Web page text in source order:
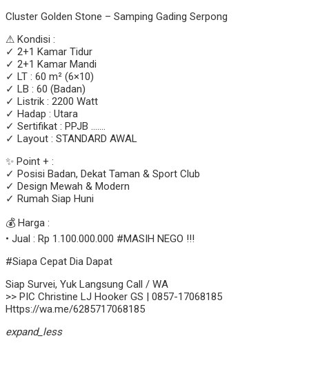
Cluster Golden Stone – Samping Gading Serpong
⚠ Kondisi :
✓ 2+1 Kamar Tidur
✓ 2+1 Kamar Mandi
✓ LT : 60 m² (6×10)
✓ LB : 60 (Badan)
✓ Listrik : 2200 Watt
✓ Hadap : Utara
✓ Sertifikat : PPJB …….
✓ Layout : STANDARD AWAL
✨ Point + :
✓ Posisi Badan, Dekat Taman & Sport Club
✓ Design Mewah & Modern
✓ Rumah Siap Huni
💰 Harga :
• Jual : Rp 1.100.000.000 #MASIH NEGO !!!
#Siapa Cepat Dia Dapat
Siap Survei, Yuk Langsung Call / WA
>> PIC Christine LJ Hooker GS | 0857-17068185
Https://wa.me/6285717068185
expand_less